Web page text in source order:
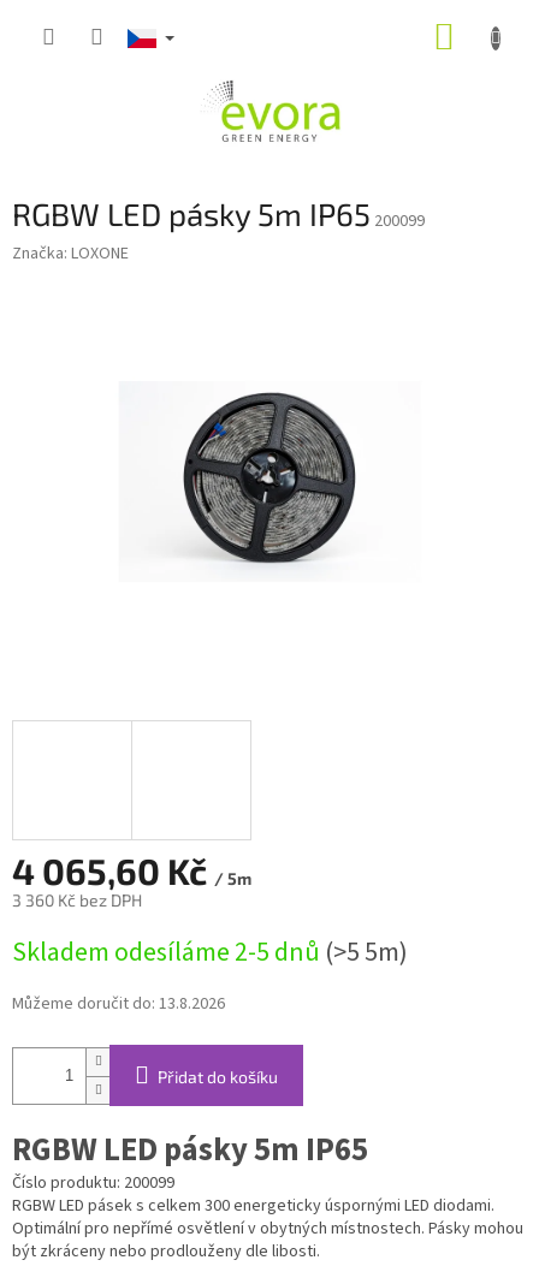
RGBW LED pásky 5m IP65 200099
Značka: LOXONE
4 065,60 Kč / 5m
3 360 Kč bez DPH
cena:
Skladem odesíláme 2-5 dnů (>5 5m)
Můžeme doručit do: 13.8.2026
Přidat do košíku
RGBW LED pásky 5m IP65
Číslo produktu: 200099
RGBW LED pásek s celkem 300 energeticky úspornými LED diodami.
Optimální pro nepřímé osvětlení v obytných místnostech. Pásky mohou
být zkráceny nebo prodlouženy dle libosti.